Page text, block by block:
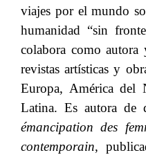
viajes por el mundo
humanidad “sin
colabora como autora
revistas artísticas y
Europa, América del
Latina. Es autora de
émancipation des
contemporain,